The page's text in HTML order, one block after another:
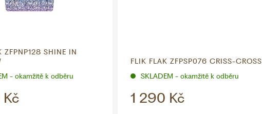
ZFPNP128 SHINE IN
- okamžitě k odběru
FLIK FLAK ZFPSP076 CRISS-CROSS
SKLADEM - okamžitě k odběru
1 290 Kč